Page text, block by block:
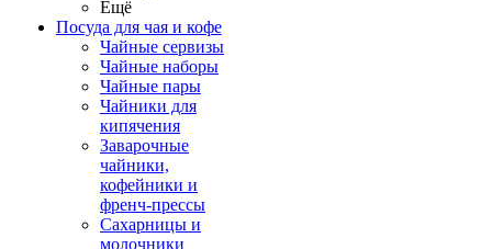
Ещё
Посуда для чая и кофе
Чайные сервизы
Чайные наборы
Чайные пары
Чайники для
кипячения
Заварочные
чайники,
кофейники и
френч-прессы
Сахарницы и
молочники